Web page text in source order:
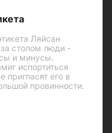
Ляйсан
за столом люди -
и минусы.
испортиться
пригласят его в
провинности.